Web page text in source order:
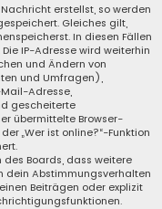
erstellst, so werden
Gleiches gilt,
In diesen Fällen
IP-Adresse wird weiterhin
und Ändern von
und Umfragen),
Adresse,
gescheiterte
übermittelte Browser-
„Wer ist online?“-Funktion
Boards, dass weitere
dein Abstimmungsverhalten
Beiträgen oder explizit